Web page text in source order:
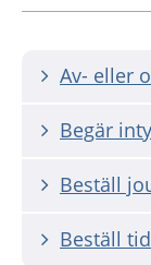
Av- eller
Begär
Beställ
Beställ tid